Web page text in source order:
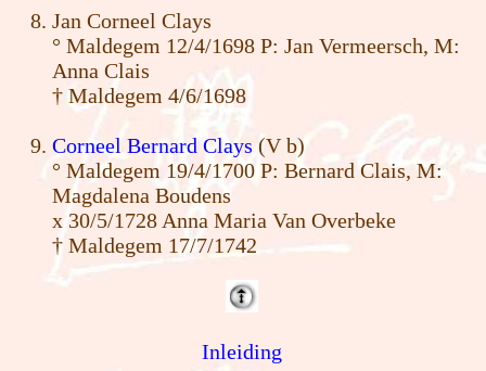
Jan Corneel Clays
° Maldegem 12/4/1698 P: Jan Vermeersch, M:
Anna Clais
† Maldegem 4/6/1698
Corneel Bernard Clays (V b)
° Maldegem 19/4/1700 P: Bernard Clais, M:
Magdalena Boudens
x 30/5/1728 Anna Maria Van Overbeke
† Maldegem 17/7/1742
Inleiding